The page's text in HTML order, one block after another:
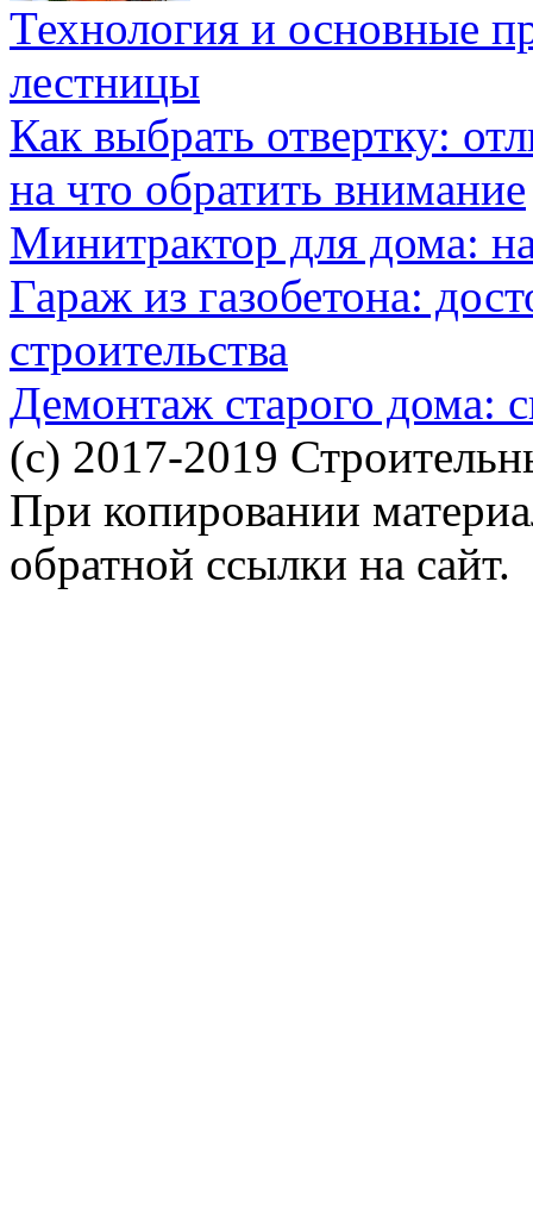
Технология и основные
лестницы
Как выбрать отвертку:
на что обратить внимание
Минитрактор для дома:
Гараж из газобетона:
строительства
Демонтаж старого дома:
(c) 2017-2019
При копировании
обратной ссылки на сайт.